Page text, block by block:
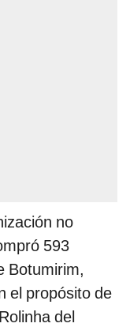
no
593
Botumirim,
el propósito de
del